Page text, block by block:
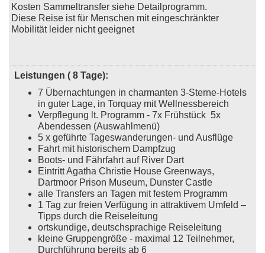
Kosten Sammeltransfer siehe Detailprogramm.
Diese Reise ist für Menschen mit eingeschränkter
Mobilität leider nicht geeignet
Leistungen ( 8 Tage):
7 Übernachtungen in charmanten 3-Sterne-Hotels
in guter Lage, in Torquay mit Wellnessbereich
Verpflegung lt. Programm - 7x Frühstück 5x
Abendessen (Auswahlmenü)
5 x geführte Tageswanderungen- und Ausflüge
Fahrt mit historischem Dampfzug
Boots- und Fährfahrt auf River Dart
Eintritt Agatha Christie House Greenways,
Dartmoor Prison Museum, Dunster Castle
alle Transfers an Tagen mit festem Programm
1 Tag zur freien Verfügung in attraktivem Umfeld –
Tipps durch die Reiseleitung
ortskundige, deutschsprachige Reiseleitung
kleine Gruppengröße - maximal 12 Teilnehmer,
Durchführung bereits ab 6